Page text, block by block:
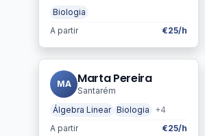
Biologia
A partir
€25/h
MA Marta Pereira
Santarém
Álgebra Linear Biologia
+4
A partir
€25/h